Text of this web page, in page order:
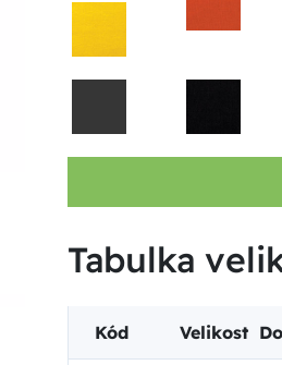
Tabulka
Kód Velikost